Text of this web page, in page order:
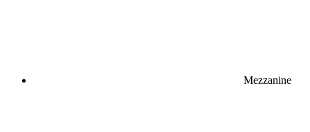
Mezzanine